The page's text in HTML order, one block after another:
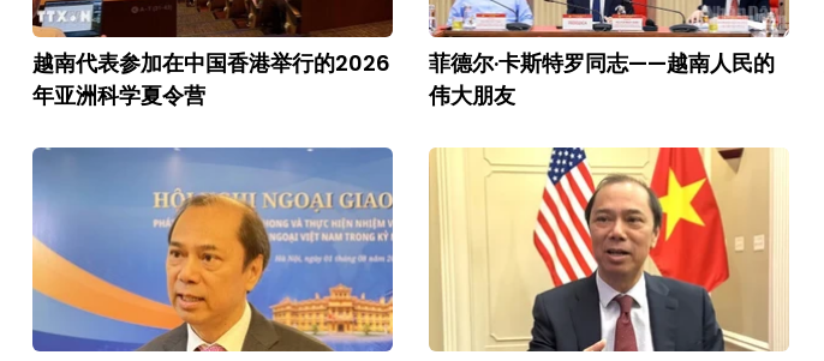
越南代表参加在中国香港举行的2026
年亚洲科学夏令营
菲德尔·卡斯特罗同志——越南人民的
伟大朋友